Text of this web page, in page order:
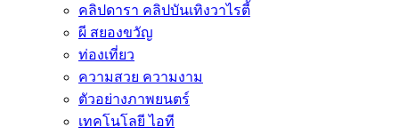
คลิปดารา คลิปบันเทิงวาไรตี้
ผี สยองขวัญ
ท่องเที่ยว
ความสวย ความงาม
ตัวอย่างภาพยนตร์
เทคโนโลยี ไอที